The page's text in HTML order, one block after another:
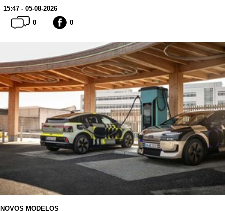
15:47 - 05-08-2026
0
0
NOVOS MODELOS